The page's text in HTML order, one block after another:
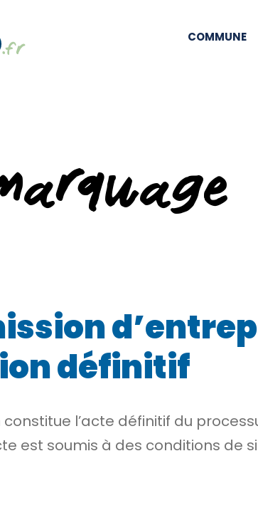
COMMUNE
définitif
constitue l’acte définitif du
est soumis à des conditions de